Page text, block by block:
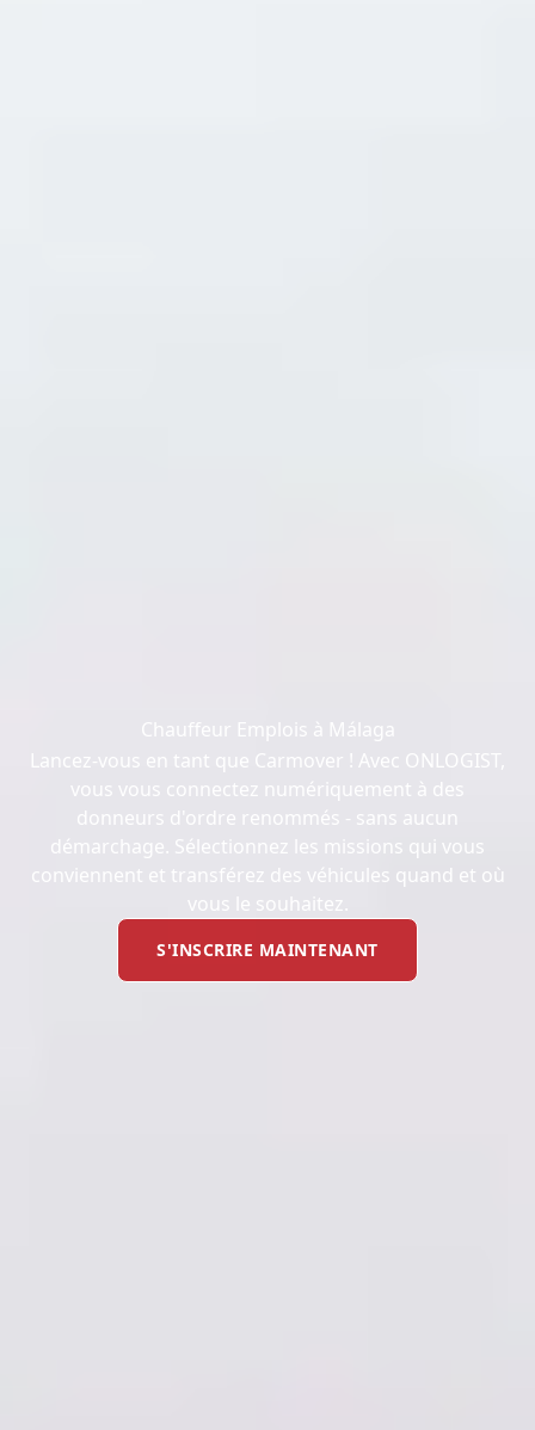
Chauffeur Emplois à Málaga
Lancez-vous en tant que Carmover ! Avec ONLOGIST,
vous vous connectez numériquement à des
donneurs d'ordre renommés - sans aucun
démarchage. Sélectionnez les missions qui vous
conviennent et transférez des véhicules quand et où
vous le souhaitez.
S'INSCRIRE MAINTENANT